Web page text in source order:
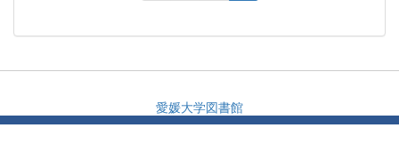
愛媛大学図書館